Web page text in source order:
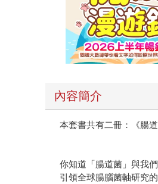
內容簡介
本套書共有二冊：《腸
你知道「腸道菌」與我
引領全球腸腦菌軸研究